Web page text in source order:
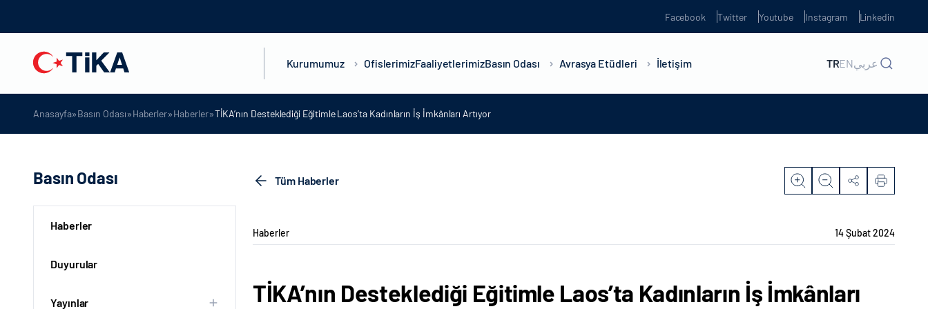
Facebook Twitter Youtube Instagram Linkedin
Kurumumuz OfislerimizFaaliyetlerimizBasın Odası Avrasya Etüdleri İletişim TRENعربي
Anasayfa»Basın Odası»Haberler»Haberler»TİKA’nın Desteklediği Eğitimle Laos’ta Kadınların İş İmkânları Artıyor
Basın Odası
Haberler
Duyurular
Yayınlar
Tüm Haberler
Haberler 14 Şubat 2024
TİKA’nın Desteklediği Eğitimle Laos’ta Kadınların İş İmkânları